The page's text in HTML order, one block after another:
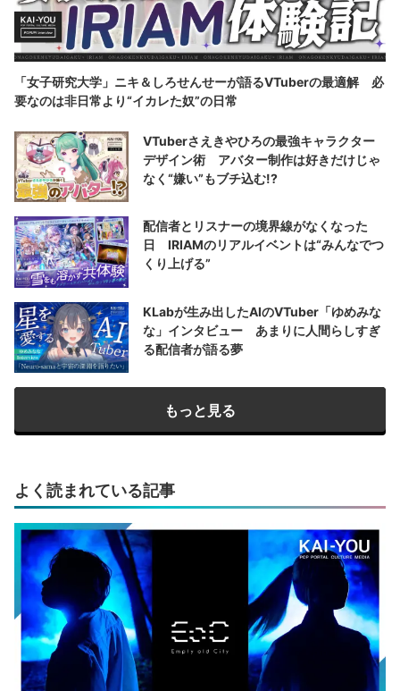
「女子研究大学」ニキ＆しろせんせーが語るVTuberの最適解 必
要なのは非日常より“イカレた奴”の日常
VTuberさえきやひろの最強キャラクター
デザイン術 アバター制作は好きだけじゃ
なく“嫌い”もブチ込む!?
配信者とリスナーの境界線がなくなった
日 IRIAMのリアルイベントは“みんなでつ
くり上げる”
KLabが生み出したAIのVTuber「ゆめみな
な」インタビュー あまりに人間らしすぎ
る配信者が語る夢
もっと見る
よく読まれている記事